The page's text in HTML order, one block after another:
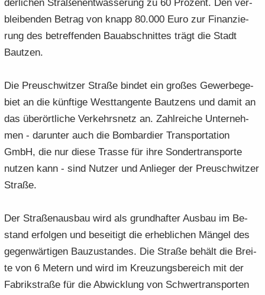
­
t
o
o
der­li­chen Stra­ßen­ent­wäs­se­rung zu 60 Pro­zent. Den ver­
blei­ben­den Be­trag von knapp 80.000 Euro zur Fi­nan­zie­
rung des be­tref­fen­den Bau­ab­schnit­tes trägt die Stadt
Baut­zen.
Die Preu­sch­wit­zer Stra­ße bin­det ein gro­ßes Ge­wer­be­ge­
biet an die künf­ti­ge West­tan­gen­te Baut­zens und damit an
das über­ört­li­che Ver­kehrs­netz an. Zahl­rei­che Un­ter­neh­
men - dar­un­ter auch die Bom­bar­dier Trans­por­ta­ti­on
GmbH, die nur diese Tras­se für ihre Son­der­trans­por­te
nut­zen kann - sind Nut­zer und Anlie­ger der Preu­sch­wit­zer
Stra­ße.
Der Stra­ßen­aus­bau wird als grund­haf­ter Aus­bau im Be­
stand er­fol­gen und be­sei­tigt die er­heb­li­chen Män­gel des
ge­gen­wär­ti­gen Bau­zu­stan­des. Die Stra­ße be­hält die Brei­
te von 6 Me­tern und wird im Kreu­zungs­be­reich mit der
Fa­brik­stra­ße für die Ab­wick­lung von Schwer­trans­por­ten